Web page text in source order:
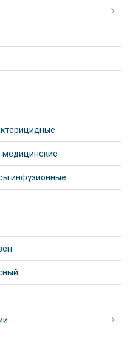
медицинские
инфузионные